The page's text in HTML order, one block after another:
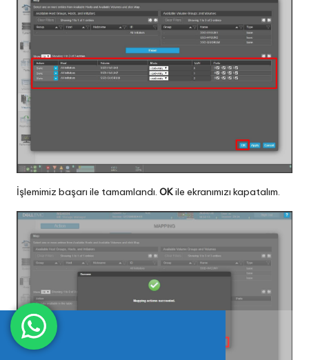
İşlemimiz başarı ile tamamlandı. OKile ekranımızı kapatalım.